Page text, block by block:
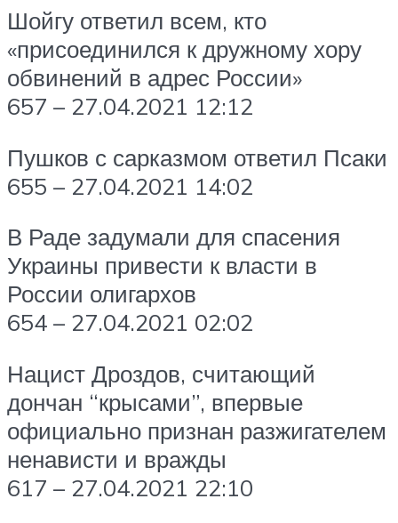
Шойгу ответил всем, кто
«присоединился к дружному хору
обвинений в адрес России»
657 – 27.04.2021 12:12
Пушков с сарказмом ответил Псаки
655 – 27.04.2021 14:02
В Раде задумали для спасения
Украины привести к власти в
России олигархов
654 – 27.04.2021 02:02
Нацист Дроздов, считающий
дончан “крысами”, впервые
официально признан разжигателем
ненависти и вражды
617 – 27.04.2021 22:10